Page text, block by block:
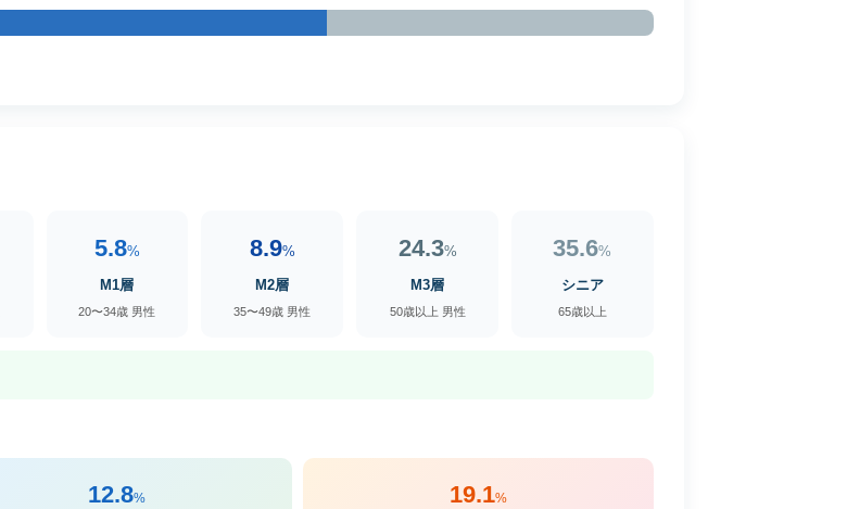
5.8%
M1層
20〜34歳 男性
8.9%
M2層
35〜49歳 男性
24.3%
M3層
50歳以上 男性
35.6%
シニア
65歳以上
12.8% 19.1%